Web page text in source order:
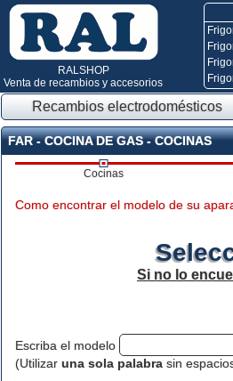
RALSHOP
Venta de recambios y accesorios
Recambios electrodomésticos
FAR - COCINA DE GAS - COCINAS
Cocinas
Como encontrar el modelo de su
Si no lo
Escriba el modelo
(Utilizar una sola palabra sin